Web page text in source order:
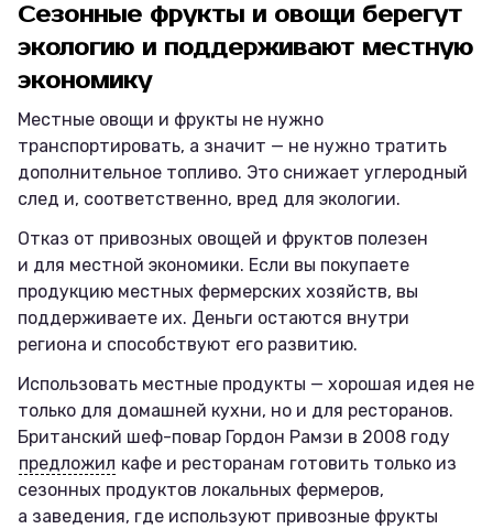
Сезонные фрукты и овощи берегут
экологию и поддерживают местную
экономику
Местные овощи и фрукты не нужно
транспортировать, а значит — не нужно тратить
дополнительное топливо. Это снижает углеродный
след и, соответственно, вред для экологии.
Отказ от привозных овощей и фруктов полезен
и для местной экономики. Если вы покупаете
продукцию местных фермерских хозяйств, вы
поддерживаете их. Деньги остаются внутри
региона и способствуют его развитию.
Использовать местные продукты — хорошая идея не
только для домашней кухни, но и для ресторанов.
Британский шеф-повар Гордон Рамзи в 2008 году
предложил кафе и ресторанам готовить только из
сезонных продуктов локальных фермеров,
а заведения, где используют привозные фрукты